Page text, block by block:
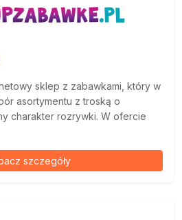
sklep z zabawkami, który w
asortymentu z troską o
charakter rozrywki. W ofercie
szczegóły